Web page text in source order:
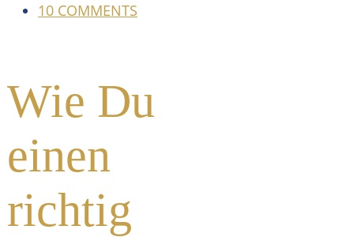
10 COMMENTS
Wie Du
einen
richtig